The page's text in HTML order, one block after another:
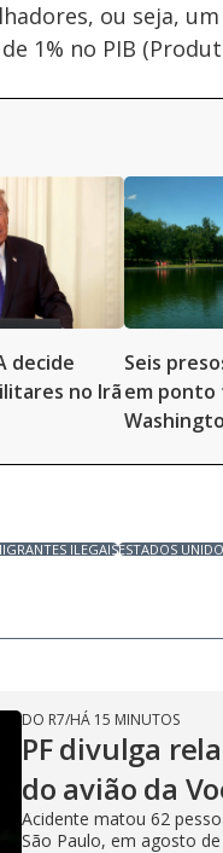
ou seja,
1% no PIB
decide
no Irã
Seis
em
ILEGAISESTADOS
DO R7/HÁ 15 MINUTOS
PF divulga
do avião da
Acidente matou 62
São Paulo, em agosto